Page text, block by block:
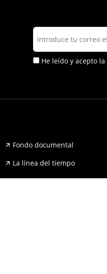
He leído y acepto la
Fondo documental
La línea del tiempo
Prensa y publicaciones